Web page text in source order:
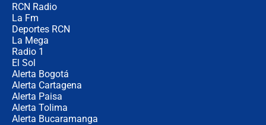
RCN Radio
La Fm
Deportes RCN
La Mega
Radio 1
El Sol
Alerta Bogotá
Alerta Cartagena
Alerta Paisa
Alerta Tolima
Alerta Bucaramanga